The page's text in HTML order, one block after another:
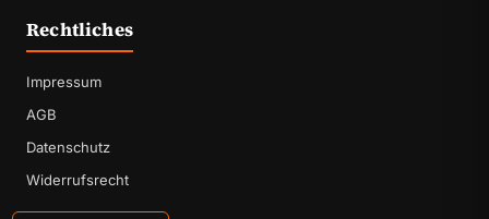
Rechtliches
Impressum
AGB
Datenschutz
Widerrufsrecht